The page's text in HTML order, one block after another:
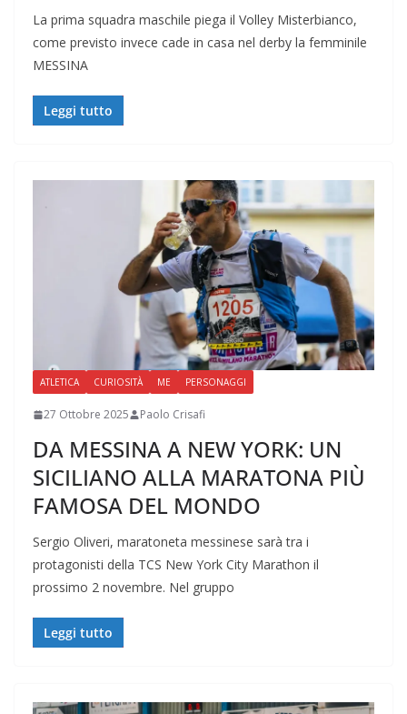
La prima squadra maschile piega il Volley Misterbianco,
come previsto invece cade in casa nel derby la femminile
MESSINA
Leggi tutto
ATLETICA CURIOSITÀ ME PERSONAGGI
27 Ottobre 2025 Paolo Crisafi
DA MESSINA A NEW YORK: UN
SICILIANO ALLA MARATONA PIÙ
FAMOSA DEL MONDO
Sergio Oliveri, maratoneta messinese sarà tra i
protagonisti della TCS New York City Marathon il
prossimo 2 novembre. Nel gruppo
Leggi tutto